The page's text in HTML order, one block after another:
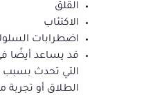
القلق
الاكتئاب
اضطرابات
قد يساعد أيضًا
التي تحدث بسبب
الطلاق أو تجربة